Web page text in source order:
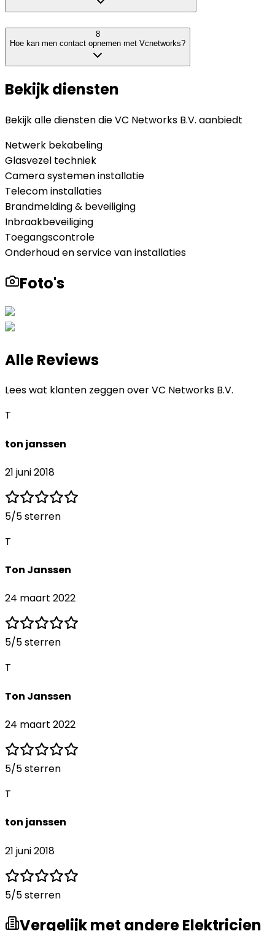
8
Hoe kan men contact opnemen met Vcnetworks?
Bekijk diensten
Bekijk alle diensten dieVC Networks B.V. aanbiedt
Netwerk bekabeling
Glasvezel techniek
Camera systemen installatie
Telecom installaties
Brandmelding & beveiliging
Inbraakbeveiliging
Toegangscontrole
Onderhoud en service van installaties
Foto's
Alle Reviews
Lees wat klanten zeggen overVC Networks B.V.
T
ton janssen
21 juni 2018
5/5 sterren
T
Ton Janssen
24 maart 2022
5/5 sterren
T
Ton Janssen
24 maart 2022
5/5 sterren
T
ton janssen
21 juni 2018
5/5 sterren
Vergelijk met andere Elektricien